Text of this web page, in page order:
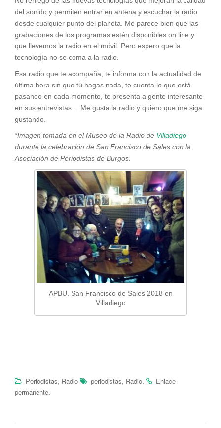
del sonido y permiten entrar en antena y escuchar la radio
desde cualquier punto del planeta. Me parece bien que las
grabaciones de los programas estén disponibles on line y
que llevemos la radio en el móvil. Pero espero que la
tecnología no se coma a la radio.
Esa radio que te acompaña, te informa con la actualidad de
última hora sin que tú hagas nada, te cuenta lo que está
pasando en cada momento, te presenta a gente interesante
en sus entrevistas… Me gusta la radio y quiero que me siga
gustando.
*Imagen tomada en el Museo de la Radio de Villadiego
durante la celebración de San Francisco de Sales con la
Asociación de Periodistas de Burgos.
APBU. San Francisco de Sales 2018 en
Villadiego
Periodistas, Radio periodistas, Radio.
Enlace
permanente.